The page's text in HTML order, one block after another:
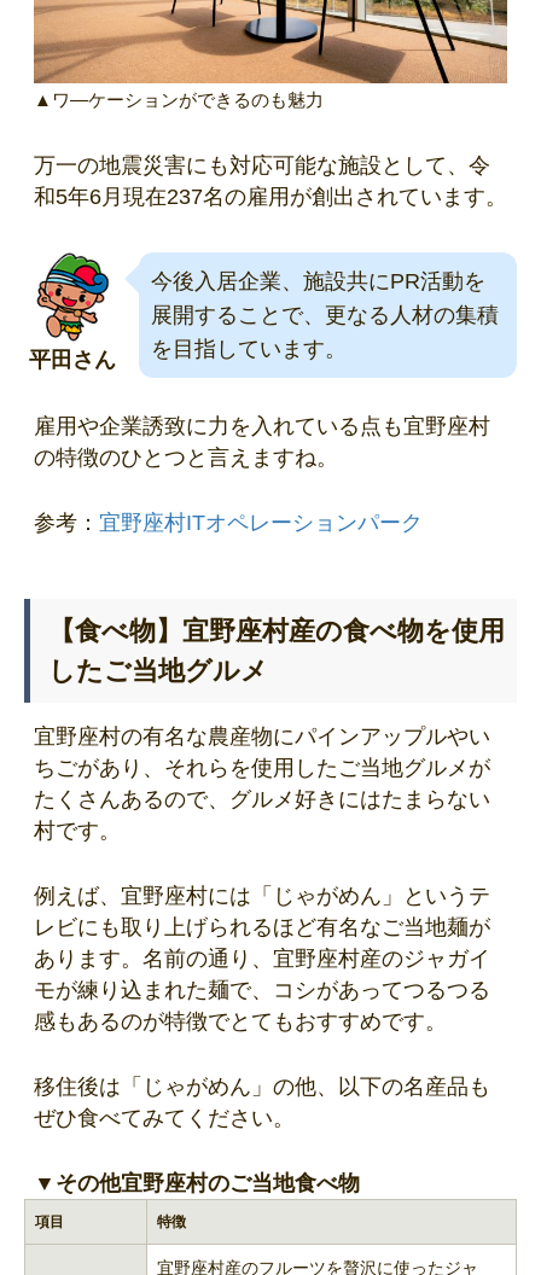
▲ワ―ケーションができるのも魅力
万一の地震災害にも対応可能な施設として、令
和5年6月現在237名の雇用が創出されています。
平田さん
今後入居企業、施設共にPR活動を
展開することで、更なる人材の集積
を目指しています。
雇用や企業誘致に力を入れている点も宜野座村
の特徴のひとつと言えますね。
参考： 宜野座村ITオペレーションパーク
【食べ物】宜野座村産の食べ物を使用
したご当地グルメ
宜野座村の有名な農産物にパインアップルやい
ちごがあり、それらを使用したご当地グルメが
たくさんあるので、グルメ好きにはたまらない
村です。
例えば、宜野座村には「じゃがめん」というテ
レビにも取り上げられるほど有名なご当地麺が
あります。名前の通り、宜野座村産のジャガイ
モが練り込まれた麺で、コシがあってつるつる
感もあるのが特徴でとてもおすすめです。
移住後は「じゃがめん」の他、以下の名産品も
ぜひ食べてみてください。
▼その他宜野座村のご当地食べ物
項目 特徴
宜野座村産のフルーツを贅沢に使ったジャ